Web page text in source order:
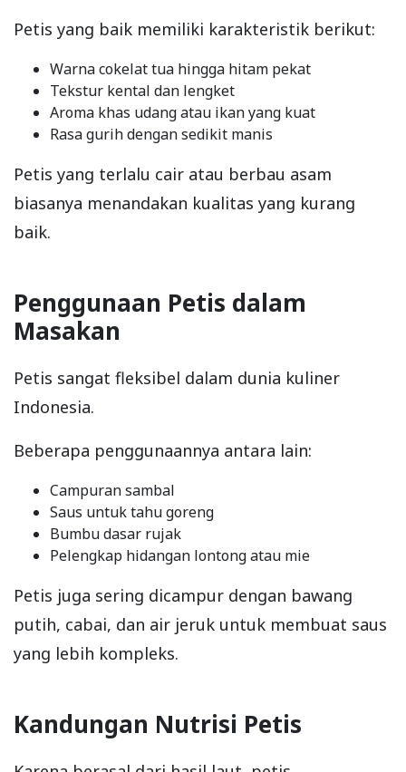
Petis yang baik memiliki karakteristik berikut:
Warna cokelat tua hingga hitam pekat
Tekstur kental dan lengket
Aroma khas udang atau ikan yang kuat
Rasa gurih dengan sedikit manis
Petis yang terlalu cair atau berbau asam
biasanya menandakan kualitas yang kurang
baik.
Penggunaan Petis dalam
Masakan
Petis sangat fleksibel dalam dunia kuliner
Indonesia.
Beberapa penggunaannya antara lain:
Campuran sambal
Saus untuk tahu goreng
Bumbu dasar rujak
Pelengkap hidangan lontong atau mie
Petis juga sering dicampur dengan bawang
putih, cabai, dan air jeruk untuk membuat saus
yang lebih kompleks.
Kandungan Nutrisi Petis